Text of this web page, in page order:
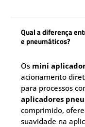
Qual a diferença
e pneumáticos?
Os mini
acionamento
para processos
aplicadores
comprimido,
suavidade na